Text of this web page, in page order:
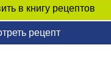
в книгу рецептов
рецепт